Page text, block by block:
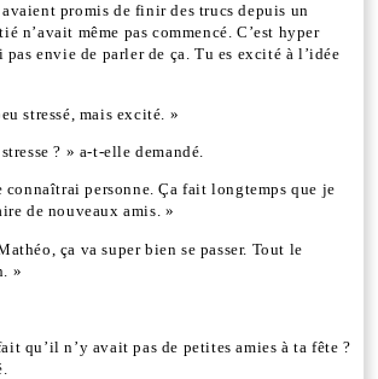
avaient promis de finir des trucs depuis un
n’avait même pas commencé. C’est hyper
envie de parler de ça. Tu es excité à l’idée
stressé, mais excité. »
? » a-t-elle demandé.
connaîtrai personne. Ça fait longtemps que je
de nouveaux amis. »
ça va super bien se passer. Tout le
»
qu’il n’y avait pas de petites amies à ta fête ?